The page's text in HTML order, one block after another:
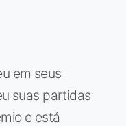
em seus
suas partidas
e está